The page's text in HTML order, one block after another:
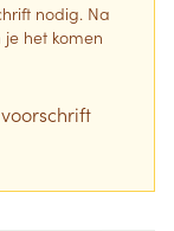
nodig. Na
het komen